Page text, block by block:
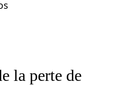
la perte de